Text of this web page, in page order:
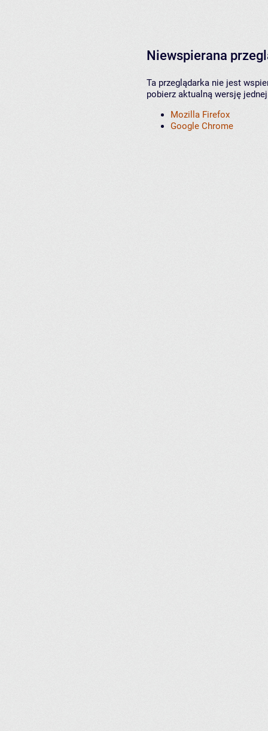
Niewspierana
Ta przeglądarka nie jest
pobierz aktualną wersję
Mozilla Firefox
Google Chrome